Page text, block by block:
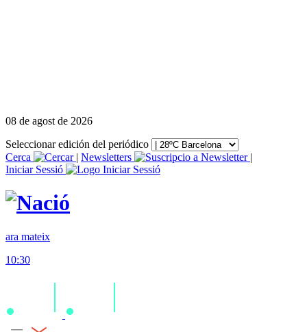
08 de agost de 2026
Seleccionar edición del periódico
Cerca
| Newsletters
|
Iniciar Sessió
ara mateix
10:30